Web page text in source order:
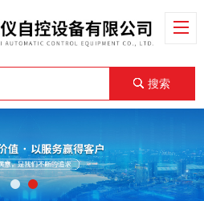
搜索